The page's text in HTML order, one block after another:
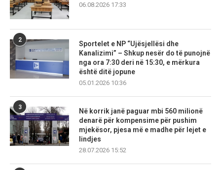
06.08.2026 17:33
2
Sportelet e NP “Ujësjellësi dhe
Kanalizimi” – Shkup nesër do të punojnë
nga ora 7:30 deri në 15:30, e mërkura
është ditë jopune
05.01.2026 10:36
3
Në korrik janë paguar mbi 560 milionë
denarë për kompensime për pushim
mjekësor, pjesa më e madhe për lejet e
lindjes
28.07.2026 15:52